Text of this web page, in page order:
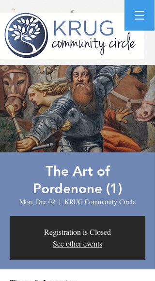
The Art of
Pordenone (1)
Mon, Dec 02
  |
KRUG Community Circle
Registration is Closed
See other events